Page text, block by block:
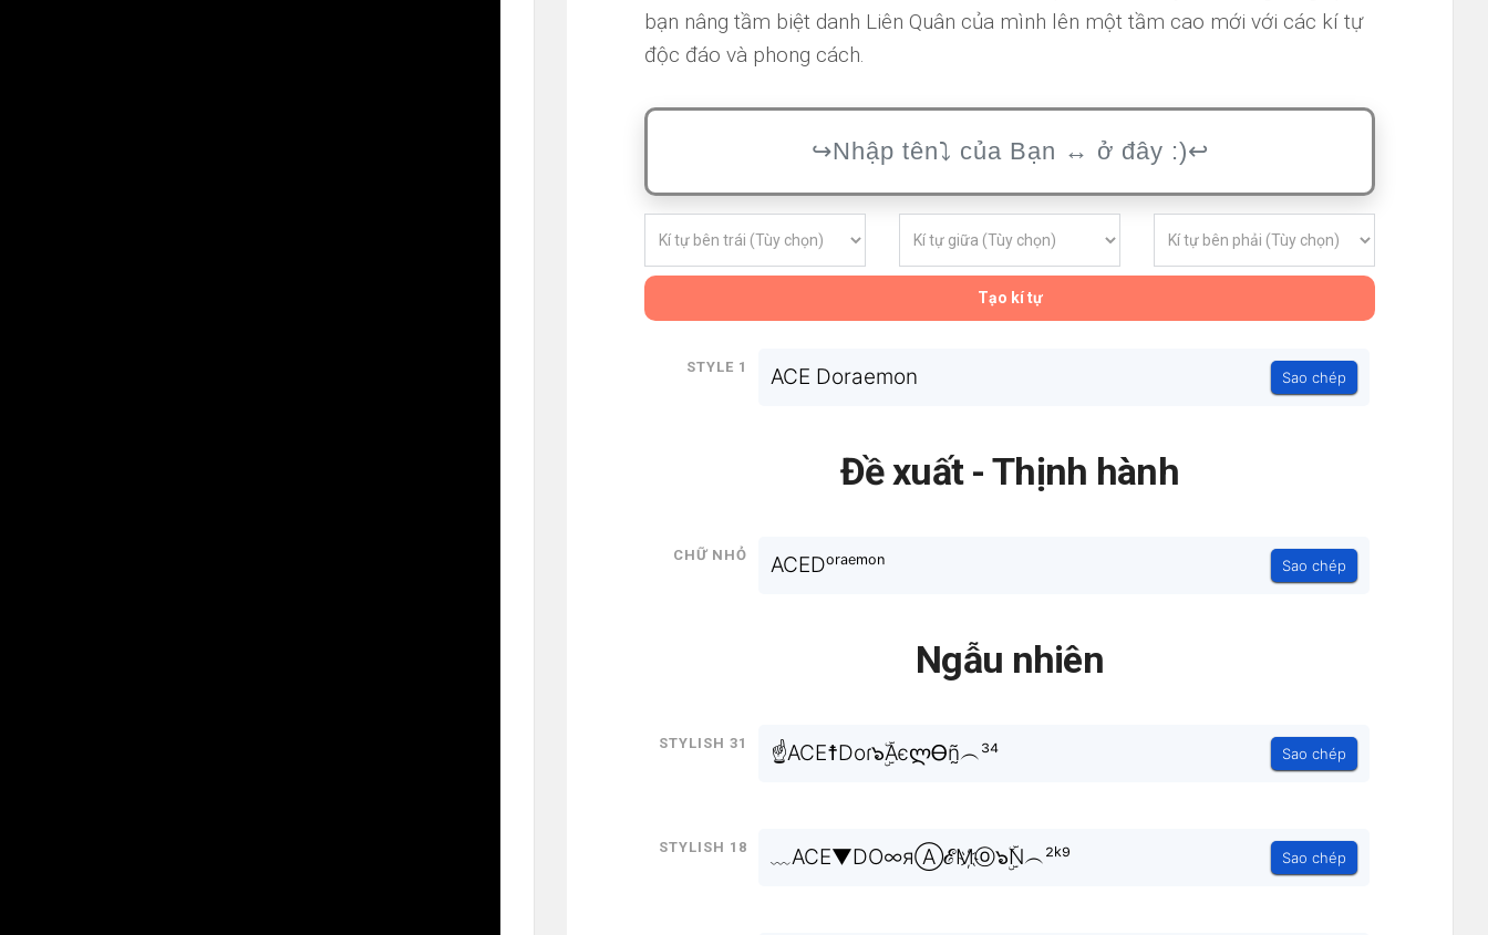
bạn nâng tầm biệt danh Liên Quân của mình lên một tầm cao mới với các kí tự
độc đáo và phong cách.
Tạo kí tự
Style 1 ACE Doraemon Sao chép
Đề xuất - Thịnh hành
Chữ nhỏ ACEDᵒʳᵃᵉᵐᵒⁿ Sao chép
Ngẫu nhiên
Stylish 31 ☝ACE☨Doɾ๖ۣۜAєლᎾñ̰︵³⁴ Sao chép
Stylish 18 ﹏ACE▼DO∞яⒶℰM҉ⓞ๖ۣۜN︵²ᵏ⁹ Sao chép